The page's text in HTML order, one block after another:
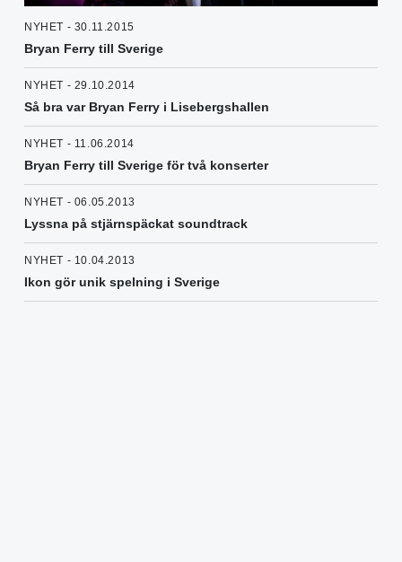
NYHET - 30.11.2015
Bryan Ferry till Sverige
NYHET - 29.10.2014
Så bra var Bryan Ferry i Lisebergshallen
NYHET - 11.06.2014
Bryan Ferry till Sverige för två konserter
NYHET - 06.05.2013
Lyssna på stjärnspäckat soundtrack
NYHET - 10.04.2013
Ikon gör unik spelning i Sverige